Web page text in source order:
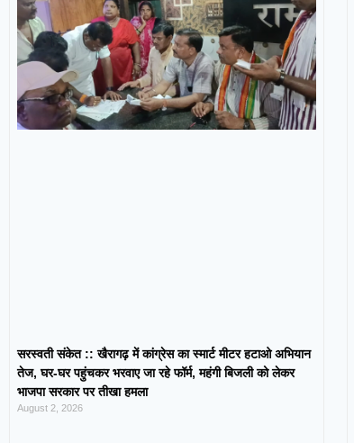
सरस्वती संकेत :: खैरागढ़ में कांग्रेस का स्मार्ट मीटर हटाओ अभियान
तेज, घर-घर पहुंचकर भरवाए जा रहे फॉर्म, महंगी बिजली को लेकर
भाजपा सरकार पर तीखा हमला
August 2, 2026